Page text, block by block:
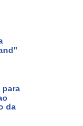
para
da